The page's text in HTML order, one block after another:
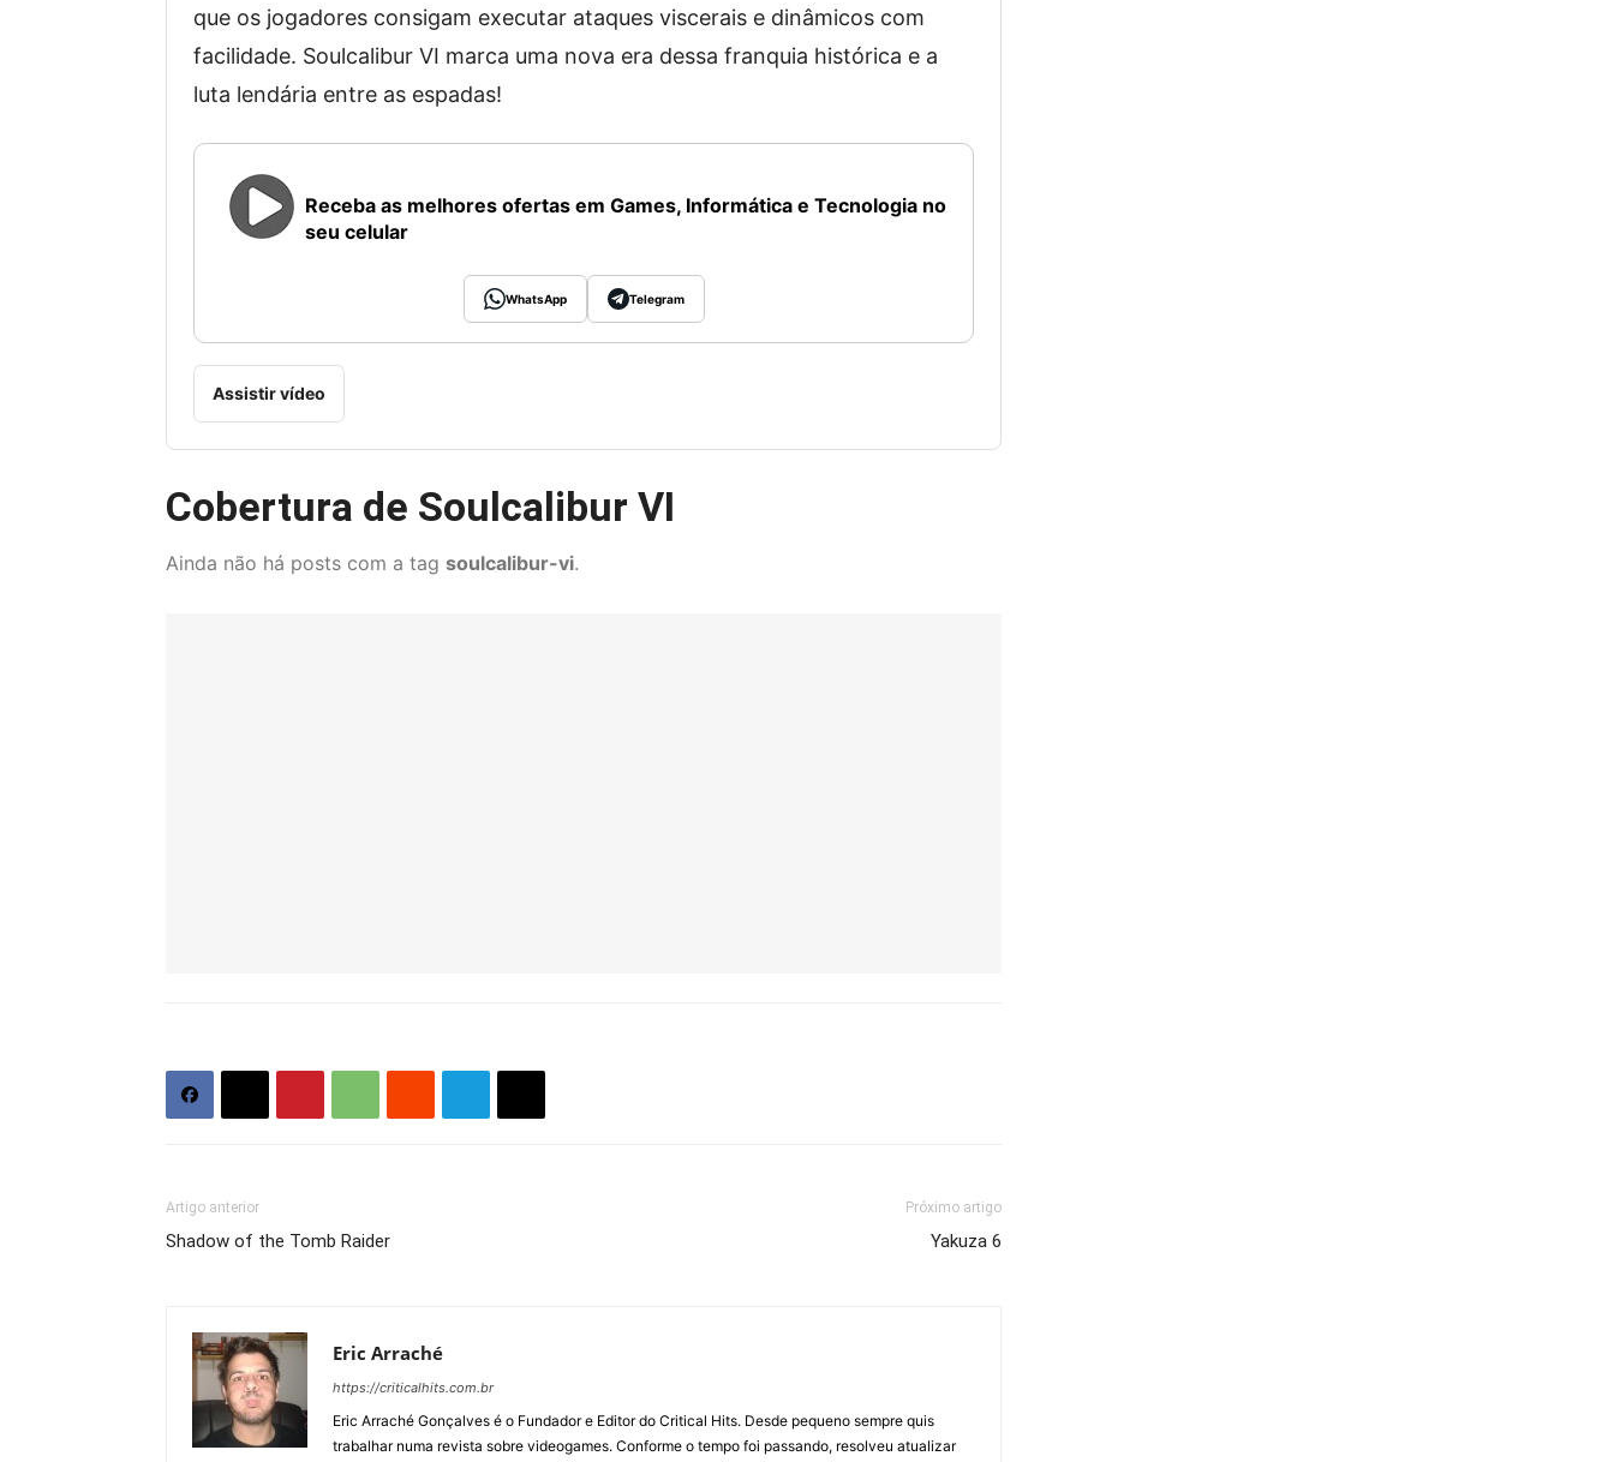
que os jogadores consigam executar ataques viscerais e dinâmicos com
facilidade. Soulcalibur VI marca uma nova era dessa franquia histórica e a
luta lendária entre as espadas!
Receba as melhores ofertas em Games, Informática e Tecnologia no
seu celular
WhatsApp Telegram
Assistir vídeo
Cobertura de Soulcalibur VI
Ainda não há posts com a tag soulcalibur-vi.
Artigo anterior
Shadow of the Tomb Raider
Próximo artigo
Yakuza 6
Eric Arraché
https://criticalhits.com.br
Eric Arraché Gonçalves é o Fundador e Editor do Critical Hits. Desde pequeno sempre quis
trabalhar numa revista sobre videogames. Conforme o tempo foi passando, resolveu atualizar